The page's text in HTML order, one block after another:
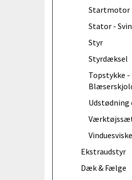
Startmotor
Stator -
Styr
Styrdæksel
Topstykke -
Udstødning
Ekstraudstyr
Dæk & Fælge